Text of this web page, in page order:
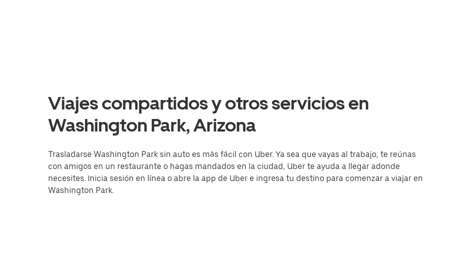
Viajes compartidos y otros servicios en
Washington Park, Arizona
Trasladarse Washington Park sin auto es más fácil con Uber. Ya sea que vayas al trabajo, te reúnas
con amigos en un restaurante o hagas mandados en la ciudad, Uber te ayuda a llegar adonde
necesites. Inicia sesión en línea o abre la app de Uber e ingresa tu destino para comenzar a viajar en
Washington Park.